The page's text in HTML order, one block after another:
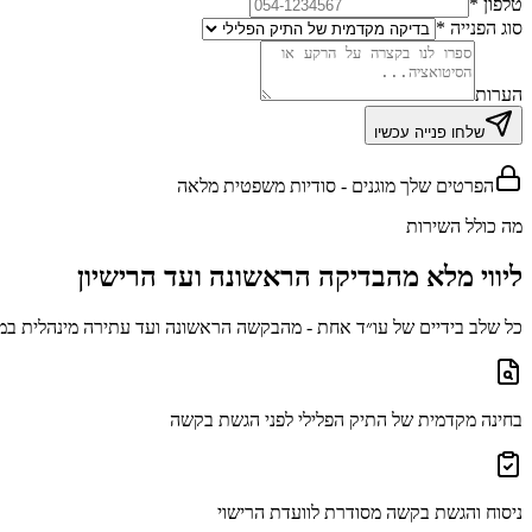
טלפון *
סוג הפנייה *
הערות
שלחו פנייה עכשיו
הפרטים שלך מוגנים - סודיות משפטית מלאה
מה כולל השירות
ליווי מלא מהבדיקה הראשונה ועד הרישיון
כל שלב בידיים של עו״ד אחת - מהבקשה הראשונה ועד עתירה מינהלית
בחינה מקדמית של התיק הפלילי לפני הגשת בקשה
ניסוח והגשת בקשה מסודרת לוועדת הרישוי